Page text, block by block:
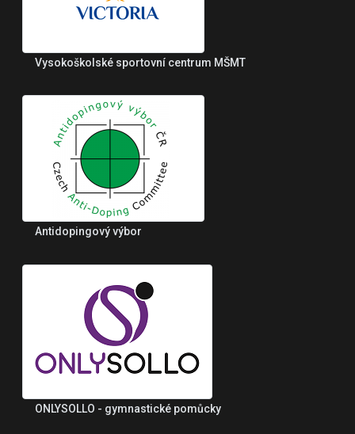
Vysokoškolské sportovní centrum MŠMT
Antidopingový výbor
ONLYSOLLO - gymnastické pomůcky